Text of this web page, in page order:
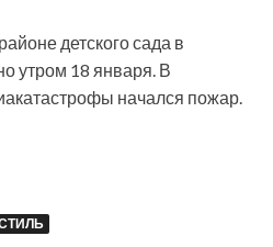
детского сада в
утром 18 января. В
начался пожар.